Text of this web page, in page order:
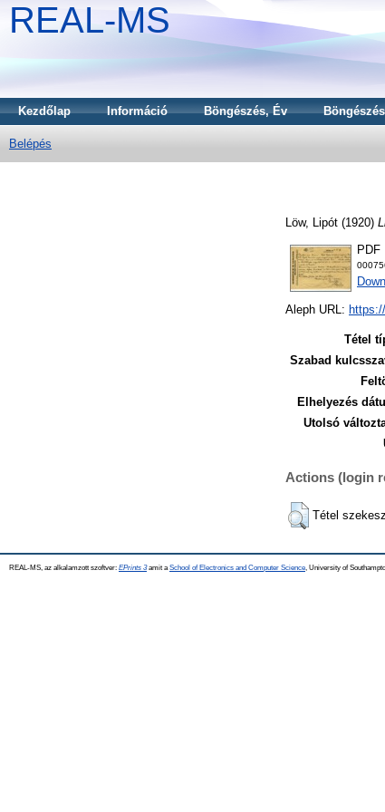
REAL-MS
Kezdőlap Információ Böngészés, Év
Belépés
Löw, Lipót (1920)
PDF
Aleph URL:
Tétel
Szabad
Elhelyezés
Utolsó
Actions (login
Tétel
REAL-MS, az alkalamzott szoftver: EPrints 3amit a School of Electronics and Computer Science , University of